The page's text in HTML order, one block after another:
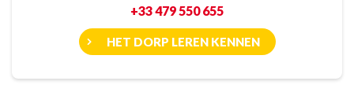
+33 479 550 655
HET DORP LEREN KENNEN